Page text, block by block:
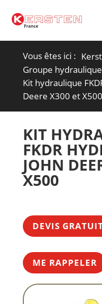
Vous êtes ici :
Groupe hydraulique
Kit hydraulique
Deere X300 et X500
KIT
FKDR
JOHN
X500
DEVIS
ME RAPPELER